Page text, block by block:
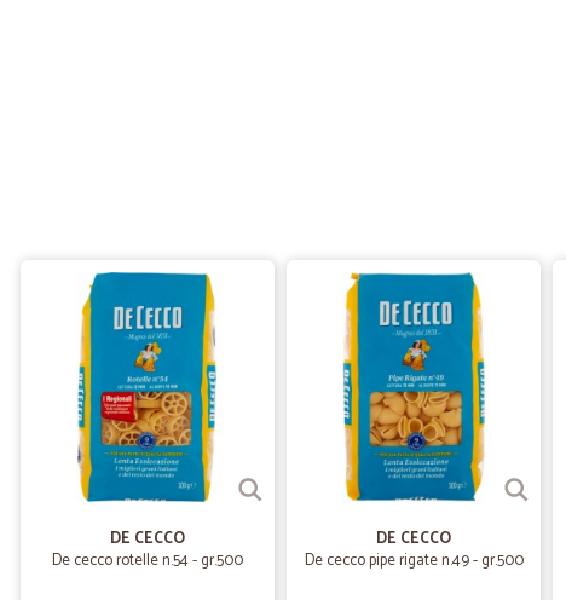
DE CECCO
De cecco rotelle n.54 - gr.500
DE CECCO
De cecco pipe rigate n.49 - gr.500